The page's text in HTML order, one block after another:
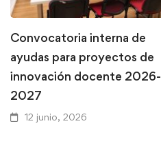
Convocatoria interna de
ayudas para proyectos de
innovación docente 2026-
2027
12 junio, 2026